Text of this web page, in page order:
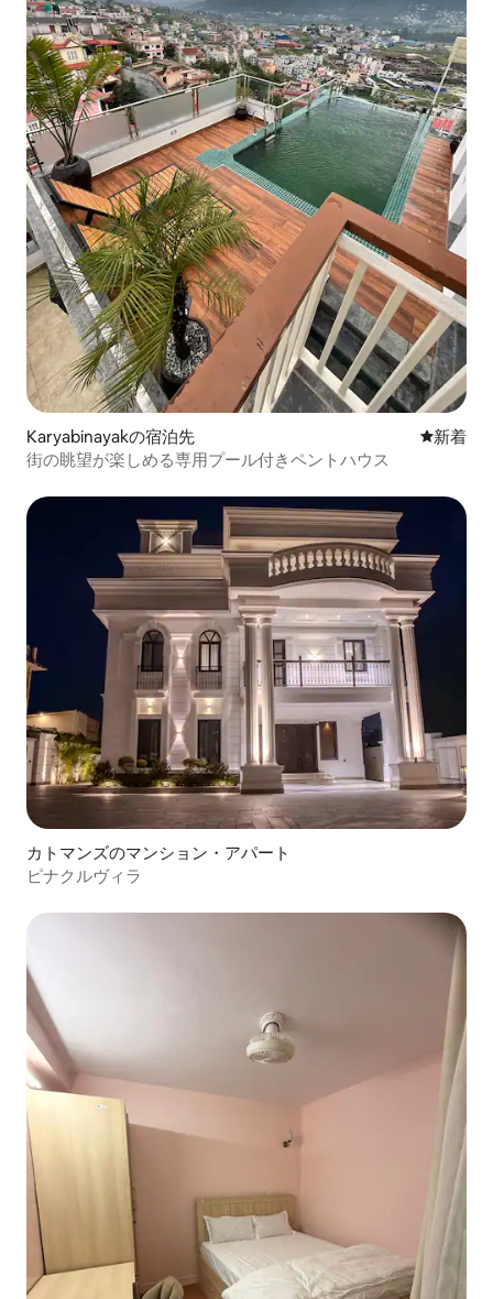
Karyabinayakの宿泊先 新しい宿
新着
街の眺望が楽しめる専用プール付きペントハウス
カトマンズのマンション・アパート
ピナクルヴィラ